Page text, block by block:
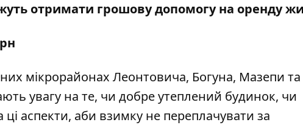
отримати грошову допомогу на оренду
мікрорайонах Леонтовича, Богуна, Мазепи та
увагу на те, чи добре утеплений будинок, чи
ці аспекти, аби взимку не переплачувати за